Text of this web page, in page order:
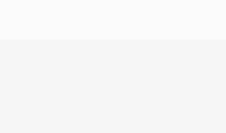
การบรรจุที่มีประสิทธิ